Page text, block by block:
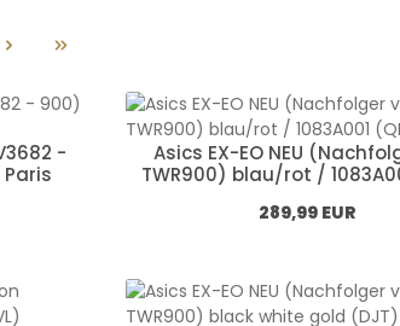
-
Asics EX-EO NEU
TWR900) blau/rot /
Normál ár:
289,99 EUR